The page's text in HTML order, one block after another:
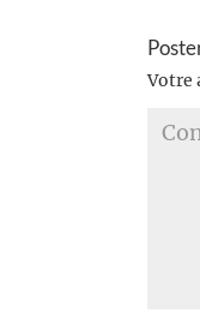
Votre